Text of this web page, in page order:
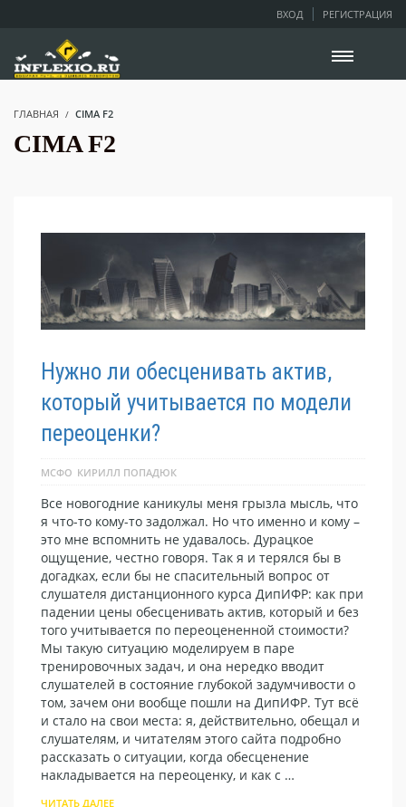
ВХОД РЕГИСТРАЦИЯ
ГЛАВНАЯ CIMA F2
CIMA F2
Нужно ли обесценивать актив,
который учитывается по модели
переоценки?
МСФО КИРИЛЛ ПОПАДЮК
Все новогодние каникулы меня грызла мысль, что
я что-то кому-то задолжал. Но что именно и кому –
это мне вспомнить не удавалось. Дурацкое
ощущение, честно говоря. Так я и терялся бы в
догадках, если бы не спасительный вопрос от
слушателя дистанционного курса ДипИФР: как при
падении цены обесценивать актив, который и без
того учитывается по переоцененной стоимости?
Мы такую ситуацию моделируем в паре
тренировочных задач, и она нередко вводит
слушателей в состояние глубокой задумчивости о
том, зачем они вообще пошли на ДипИФР. Тут всё
и стало на свои места: я, действительно, обещал и
слушателям, и читателям этого сайта подробно
рассказать о ситуации, когда обесценение
накладывается на переоценку, и как с …
ЧИТАТЬ ДАЛЕЕ